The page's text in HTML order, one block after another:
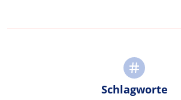
Schlagworte